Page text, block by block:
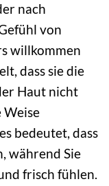
nach
von
willkommen
dass sie die
Haut nicht
bedeutet, dass
während Sie
frisch fühlen.